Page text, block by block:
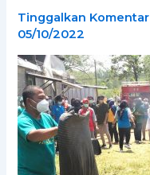
Tinggalkan Komentar
05/10/2022